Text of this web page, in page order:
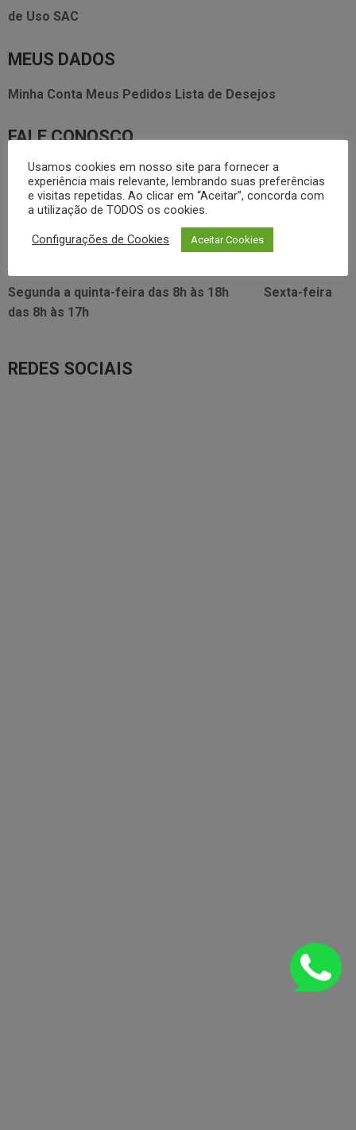
de Uso SAC
MEUS DADOS
Minha Conta Meus Pedidos Lista de Desejos
FALE CONOSCO
3338.2628
foodservice@dayhome.com.br
Atendimento Whatsapp
VISITE NOSSO SHOWRROM:
Segunda a quinta-feira das 8h às 18h
Sexta-feira
das 8h às 17h
REDES SOCIAIS
Usamos cookies em nosso site para fornecer a
experiência mais relevante, lembrando suas preferências
e visitas repetidas. Ao clicar em “Aceitar”, concorda com
a utilização de TODOS os cookies.
Configurações de Cookies Aceitar Cookies